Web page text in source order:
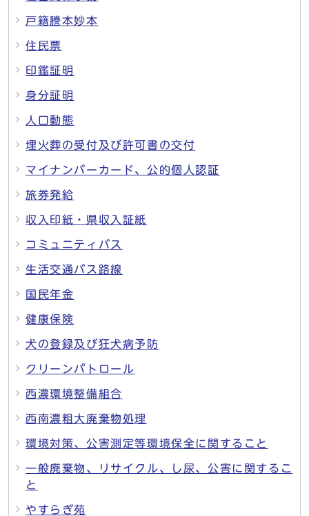
戸籍謄本妙本
住民票
印鑑証明
身分証明
人口動態
埋火葬の受付及び許可書の交付
マイナンバーカード、公的個人認証
旅券発給
収入印紙・県収入証紙
コミュニティバス
生活交通バス路線
国民年金
健康保険
犬の登録及び狂犬病予防
クリーンパトロール
西濃環境整備組合
西南濃粗大廃棄物処理
環境対策、公害測定等環境保全に関すること
一般廃棄物、リサイクル、し尿、公害に関するこ
と
やすらぎ苑